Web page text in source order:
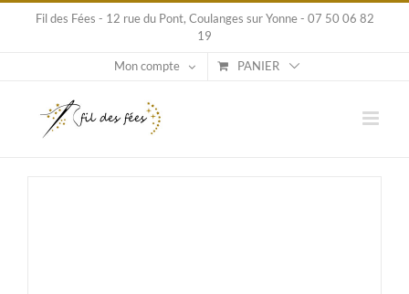
PasserFil des Fées - 12 rue du Pont, Coulanges sur Yonne - 07 50 06 82
19
Mon compte PANIER